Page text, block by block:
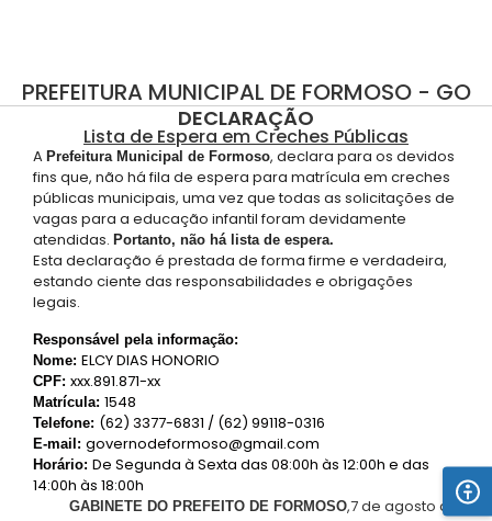
PREFEITURA MUNICIPAL DE FORMOSO - GO
DECLARAÇÃO
Lista de Espera em Creches Públicas
A Prefeitura Municipal de Formoso, declara para os devidos
fins que, não há fila de espera para matrícula em creches
públicas municipais, uma vez que todas as solicitações de
vagas para a educação infantil foram devidamente
atendidas. Portanto, não há lista de espera.
Esta declaração é prestada de forma firme e verdadeira,
estando ciente das responsabilidades e obrigações
legais.
Responsável pela informação:
Nome: ELCY DIAS HONORIO
CPF: xxx.891.871-xx
Matrícula: 1548
Telefone: (62) 3377-6831 / (62) 99118-0316
E-mail: governodeformoso@gmail.com
Horário: De Segunda à Sexta das 08:00h às 12:00h e das
14:00h às 18:00h
GABINETE DO PREFEITO DE FORMOSO,7 de agosto de